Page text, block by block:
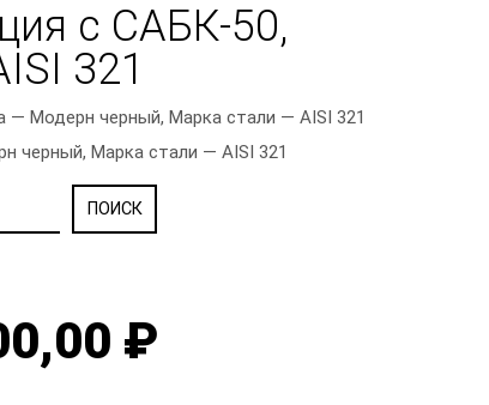
с САБК-50,
321
Модерн черный, Марка стали — AISI 321
черный, Марка стали — AISI 321
₽